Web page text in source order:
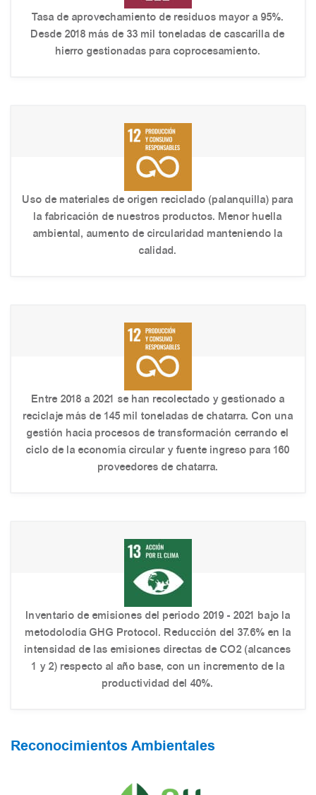
Tasa de aprovechamiento de residuos mayor a 95%.
Desde 2018 más de 33 mil toneladas de cascarilla de
hierro gestionadas para coprocesamiento.
Uso de materiales de origen reciclado (palanquilla) para
la fabricación de nuestros productos. Menor huella
ambiental, aumento de circularidad manteniendo la
calidad.
Entre 2018 a 2021 se han recolectado y gestionado a
reciclaje más de 145 mil toneladas de chatarra. Con una
gestión hacia procesos de transformación cerrando el
ciclo de la economía circular y fuente ingreso para 160
proveedores de chatarra.
Inventario de emisiones del periodo 2019 - 2021 bajo la
metodolodía GHG Protocol. Reducción del 37.6% en la
intensidad de las emisiones directas de CO2 (alcances
1 y 2) respecto al año base, con un incremento de la
productividad del 40%.
Reconocimientos Ambientales